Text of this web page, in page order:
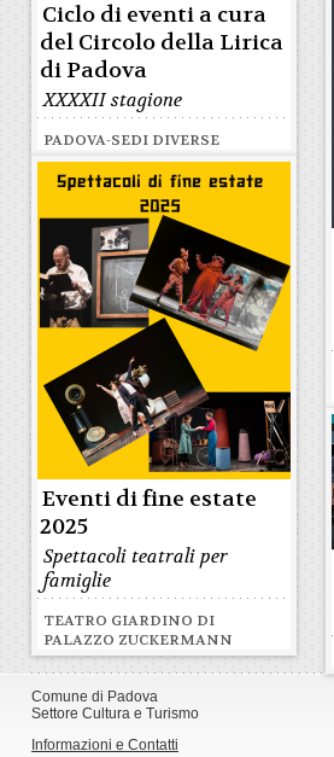
Ciclo di eventi a cura
del Circolo della Lirica
di Padova
XXXXII stagione
PADOVA-SEDI DIVERSE
Eventi di fine estate
2025
Spettacoli teatrali per
famiglie
TEATRO GIARDINO DI
PALAZZO ZUCKERMANN
Comune di Padova
Settore Cultura e Turismo
Informazioni e Contatti